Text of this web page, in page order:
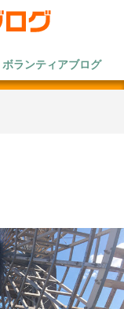
ボランティアブログ